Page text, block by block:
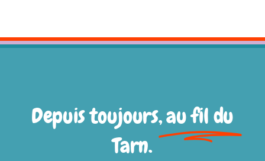
Depuis toujours,au fil du
Tarn.